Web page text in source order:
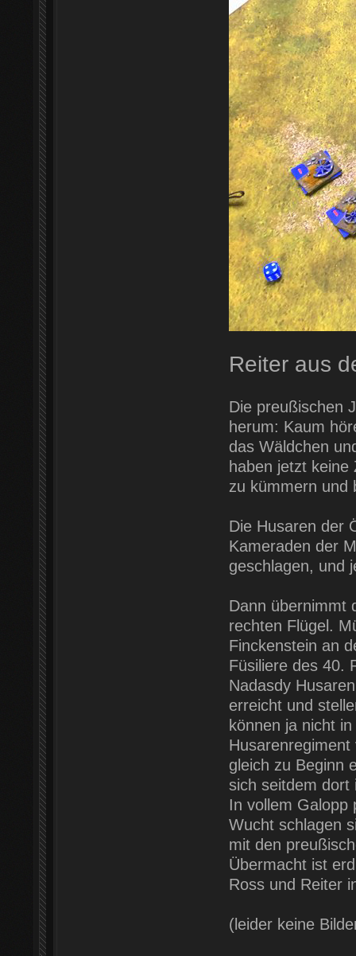
Reiter aus
Die preußischen
herum: Kaum
das Wäldchen
haben jetzt
zu kümmern und
Die Husaren der
Kameraden der
geschlagen, und
Dann übernimmt
rechten Flügel.
Finckenstein an
Füsiliere des 40.
Nadasdy
erreicht und
können ja nicht
gleich zu Beginn
sich seitdem dort
In vollem Galopp
Wucht schlagen
mit den
Übermacht ist
Ross und Reiter
(leider keine